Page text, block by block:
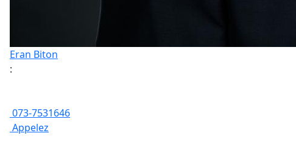
Eran Biton
:
073-7531646
Appelez